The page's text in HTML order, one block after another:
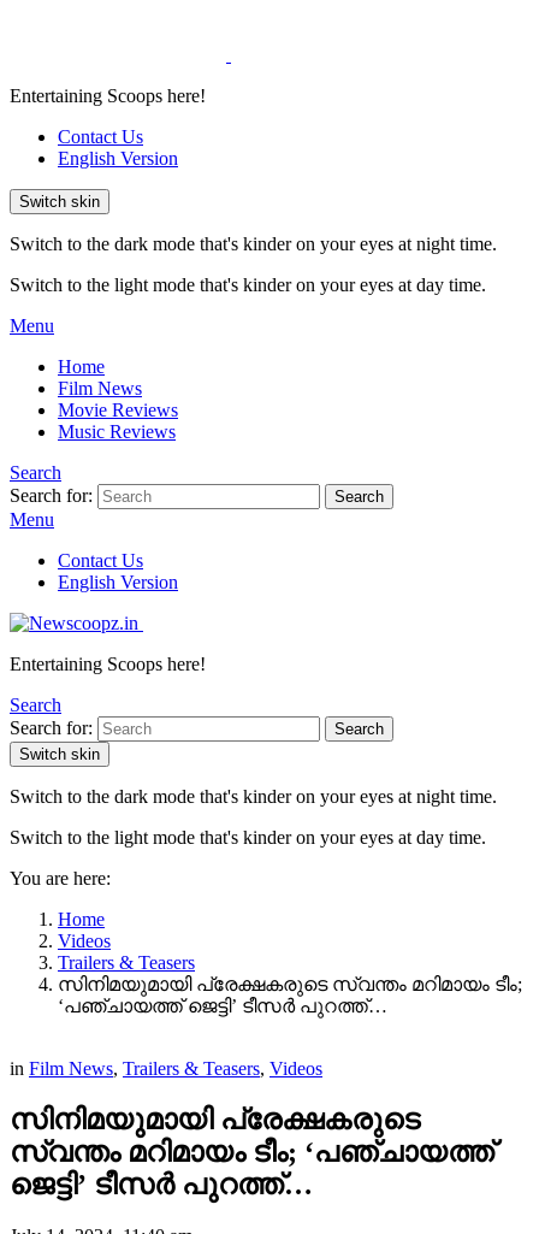
Entertaining Scoops here!
Contact Us
English Version
Switch skin
Switch to the dark mode that's kinder on your eyes at night time.
Switch to the light mode that's kinder on your eyes at day time.
Menu
Home
Film News
Movie Reviews
Music Reviews
Search
Search for:
Search
Menu
Contact Us
English Version
Entertaining Scoops here!
Search
Search for:
Search
Switch skin
Switch to the dark mode that's kinder on your eyes at night time.
Switch to the light mode that's kinder on your eyes at day time.
You are here:
Home
Videos
Trailers & Teasers
സിനിമയുമായി പ്രേക്ഷകരുടെ സ്വന്തം മറിമായം ടീം;
‘പഞ്ചായത്ത് ജെട്ടി’ ടീസർ പുറത്ത്…
in Film News, Trailers & Teasers, Videos
സിനിമയുമായി പ്രേക്ഷകരുടെ
സ്വന്തം മറിമായം ടീം; ‘പഞ്ചായത്ത്
ജെട്ടി’ ടീസർ പുറത്ത്…